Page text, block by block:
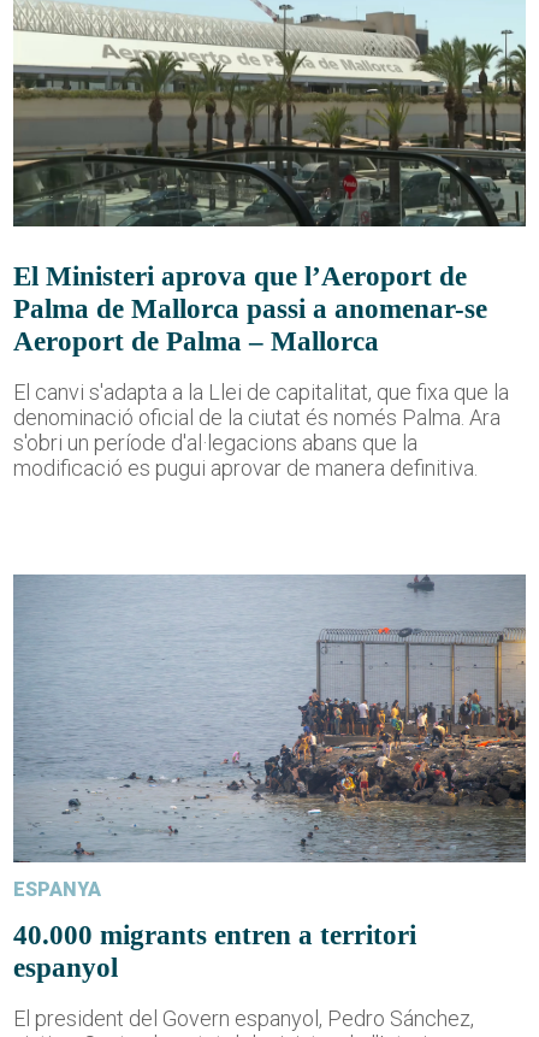
El Ministeri aprova que l’Aeroport de
Palma de Mallorca passi a anomenar-se
Aeroport de Palma – Mallorca
El canvi s'adapta a la Llei de capitalitat, que fixa que la
denominació oficial de la ciutat és només Palma. Ara
s'obri un període d'al·legacions abans que la
modificació es pugui aprovar de manera definitiva.
ESPANYA
40.000 migrants entren a territori
espanyol
El president del Govern espanyol, Pedro Sánchez,